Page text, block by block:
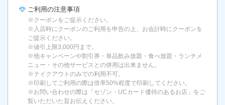
ご利用の注意事項
※クーポンをご提示ください。
※入店時にクーポンのご利用を申告の上、お会計時にクーポンを
ご提示ください。
※値引上限3,000円まで。
※他キャンペーンや割引券・単品飲み放題・食べ放題・ランチメ
ニュー・その他サービスとの併用は出来ません。
※テイクアウトのみでの利用不可。
※印刷してご利用の際は倍率50%程度で印刷してください。
※お問い合わせの際は「セゾン・UCカード優待のあるお店」をご
覧いただいた旨お伝えください。